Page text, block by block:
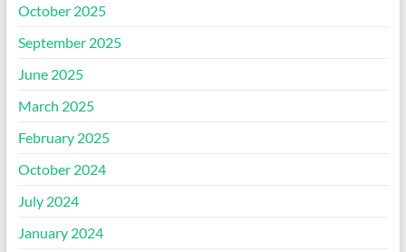
October 2025
September 2025
June 2025
March 2025
February 2025
October 2024
July 2024
January 2024